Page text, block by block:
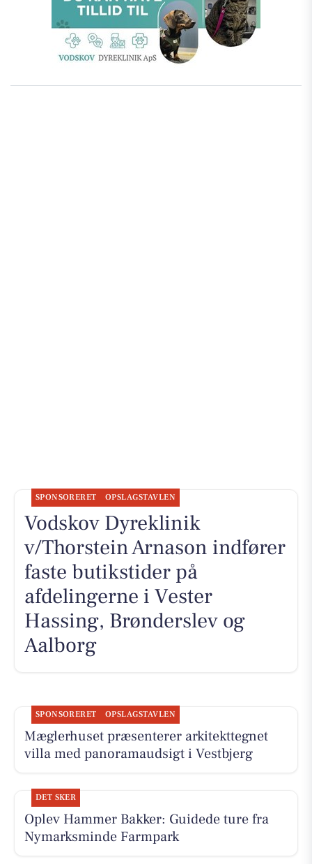
SPONSORERET OPSLAGSTAVLEN
Vodskov Dyreklinik
v/Thorstein Arnason indfører
faste butikstider på
afdelingerne i Vester
Hassing, Brønderslev og
Aalborg
SPONSORERET OPSLAGSTAVLEN
Mæglerhuset præsenterer arkitekttegnet
villa med panoramaudsigt i Vestbjerg
DET SKER
Oplev Hammer Bakker: Guidede ture fra
Nymarksminde Farmpark